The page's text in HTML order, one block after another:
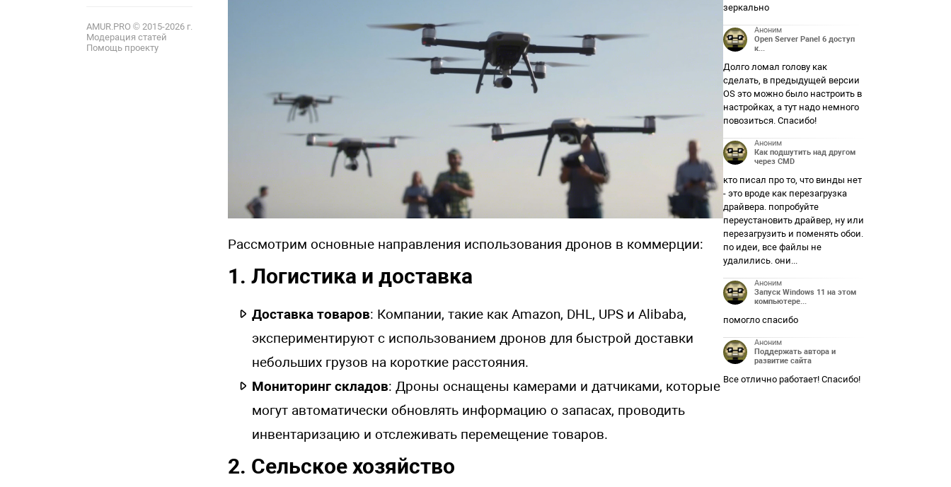
AMUR.PRO © 2015-2026 г.
Модерация статей
Помощь проекту
Рассмотрим основные направления использования дронов в коммерции:
1. Логистика и доставка
Доставка товаров: Компании, такие как Amazon, DHL, UPS и Alibaba,
экспериментируют с использованием дронов для быстрой доставки
небольших грузов на короткие расстояния.
Мониторинг складов: Дроны оснащены камерами и датчиками, которые
могут автоматически обновлять информацию о запасах, проводить
инвентаризацию и отслеживать перемещение товаров.
2. Сельское хозяйство
зеркально
Аноним
Open Server Panel 6 доступ
к...
Долго ломал голову как
сделать, в предыдущей версии
OS это можно было настроить в
настройках, а тут надо немного
повозиться. Спасибо!
Аноним
Как подшутить над другом
через CMD
кто писал про то, что винды нет
- это вроде как перезагрузка
драйвера. попробуйте
переустановить драйвер, ну или
перезагрузить и поменять обои.
по идеи, все файлы не
удалились. они...
Аноним
Запуск Windows 11 на этом
компьютере...
помогло спасибо
Аноним
Поддержать автора и
развитие сайта
Все отлично работает! Спасибо!